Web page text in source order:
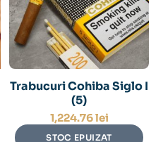
Trabucuri Cohiba Siglo I
(5)
1,224.76lei
STOC EPUIZAT